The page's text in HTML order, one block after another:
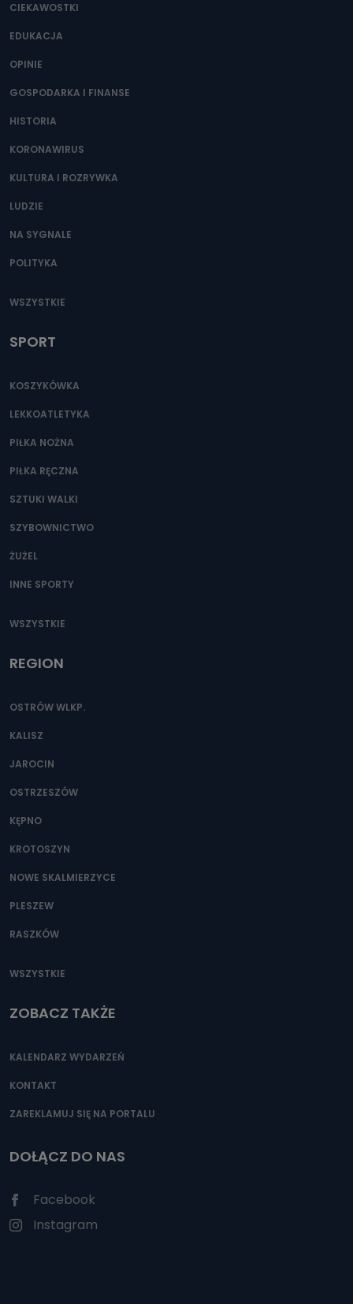
CIEKAWOSTKI
EDUKACJA
OPINIE
GOSPODARKA I FINANSE
HISTORIA
KORONAWIRUS
KULTURA I ROZRYWKA
LUDZIE
NA SYGNALE
POLITYKA
WSZYSTKIE
SPORT
KOSZYKÓWKA
LEKKOATLETYKA
PIŁKA NOŻNA
PIŁKA RĘCZNA
SZTUKI WALKI
SZYBOWNICTWO
ŻUŻEL
INNE SPORTY
WSZYSTKIE
REGION
OSTRÓW WLKP.
KALISZ
JAROCIN
OSTRZESZÓW
KĘPNO
KROTOSZYN
NOWE SKALMIERZYCE
PLESZEW
RASZKÓW
WSZYSTKIE
ZOBACZ TAKŻE
KALENDARZ WYDARZEŃ
KONTAKT
ZAREKLAMUJ SIĘ NA PORTALU
DOŁĄCZ DO NAS
Facebook
Instagram